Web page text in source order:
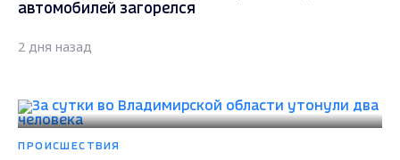
автомобилей загорелся
2 дня назад
ПРОИСШЕСТВИЯ